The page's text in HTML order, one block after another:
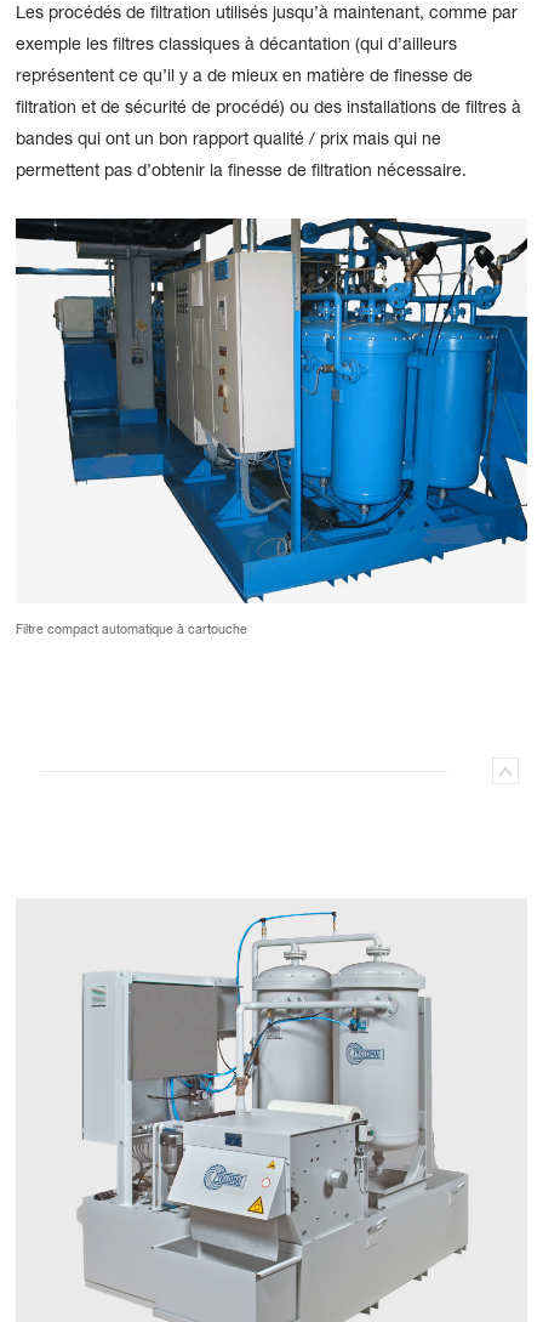
Les procédés de filtration utilisés jusqu’à maintenant, comme par
exemple les filtres classiques à décantation (qui d’ailleurs
représentent ce qu’il y a de mieux en matière de finesse de
filtration et de sécurité de procédé) ou des installations de filtres à
bandes qui ont un bon rapport qualité / prix mais qui ne
permettent pas d’obtenir la finesse de filtration nécessaire.
Filtre compact automatique à cartouche